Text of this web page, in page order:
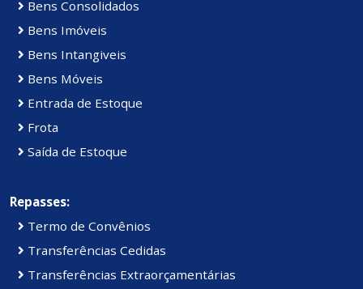
Bens Consolidados
Bens Imóveis
Bens Intangiveis
Bens Móveis
Entrada de Estoque
Frota
Saída de Estoque
Repasses:
Termo de Convênios
Transferências Cedidas
Transferências Extraorçamentárias